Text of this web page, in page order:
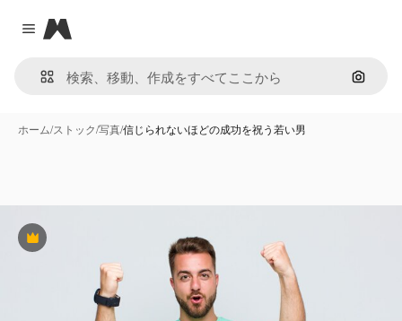
Close menu
Magnific
画像で
ホーム/ストック/写真/信じられないほどの成功を祝う若い男
Premium